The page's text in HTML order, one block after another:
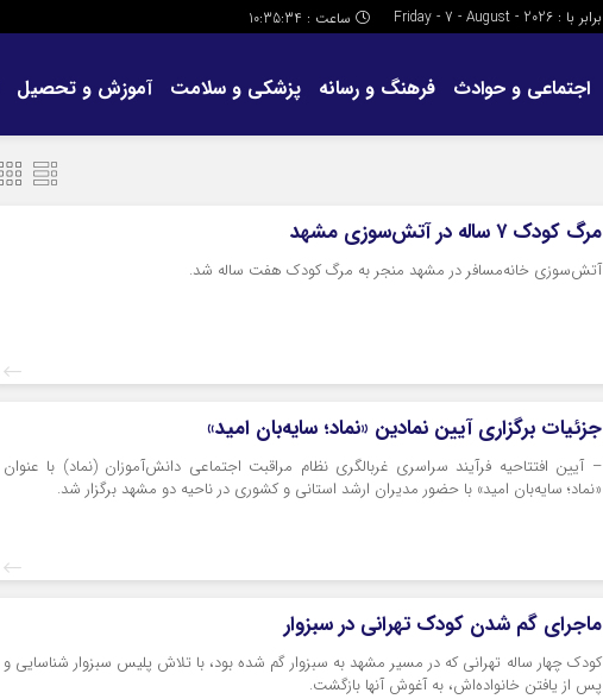
برابر با : Friday - 7 - August - 2026 ساعت : 10:35:35
اجتماعی و حوادث فرهنگ و رسانه پزشکی و سلامت آموزش و تحصیل
مرگ کودک ۷ ساله در آتش‌سوزی مشهد
آتش‌سوزی خانه‌مسافر در مشهد منجر به مرگ کودک هفت ساله شد.
جزئیات برگزاری آیین نمادین «نماد؛ سایه‌بان امید»
– آیین افتتاحیه فرآیند سراسری غربالگری نظام مراقبت اجتماعی دانش‌آموزان (نماد) با عنوان
«نماد؛ سایه‌بان امید» با حضور مدیران ارشد استانی و کشوری در ناحیه دو مشهد برگزار شد.
ماجرای گم شدن کودک تهرانی در سبزوار
کودک چهار ساله تهرانی که در مسیر مشهد به سبزوار گم شده بود، با تلاش پلیس سبزوار شناسایی و
پس از یافتن خانواده‌اش، به آغوش آنها بازگشت.